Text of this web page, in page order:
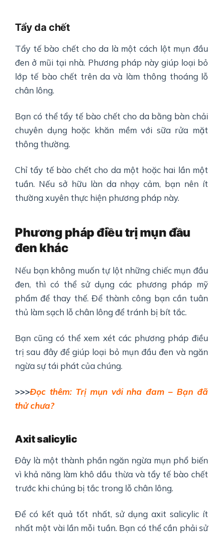
Tẩy da chết
Tẩy tế bào chết cho da là một cách lột mụn đầu
đen ở mũi tại nhà. Phương pháp này giúp loại bỏ
lớp tế bào chết trên da và làm thông thoáng lỗ
chân lông.
Bạn có thể tẩy tế bào chết cho da bằng bàn chải
chuyên dụng hoặc khăn mềm với sữa rửa mặt
thông thường.
Chỉ tẩy tế bào chết cho da một hoặc hai lần một
tuần. Nếu sở hữu làn da nhạy cảm, bạn nên ít
thường xuyên thực hiện phương pháp này.
Phương pháp điều trị mụn đầu
đen khác
Nếu bạn không muốn tự lột những chiếc mụn đầu
đen, thì có thể sử dụng các phương pháp mỹ
phẩm để thay thế. Để thành công bạn cần tuân
thủ làm sạch lỗ chân lông để tránh bị bít tắc.
Bạn cũng có thể xem xét các phương pháp điều
trị sau đây để giúp loại bỏ mụn đầu đen và ngăn
ngừa sự tái phát của chúng.
>>>Đọc thêm: Trị mụn với nha đam – Bạn đã
thử chưa?
Axit salicylic
Đây là một thành phần ngăn ngừa mụn phổ biến
vì khả năng làm khô dầu thừa và tẩy tế bào chết
trước khi chúng bị tắc trong lỗ chân lông.
Để có kết quả tốt nhất, sử dụng axit salicylic ít
nhất một vài lần mỗi tuần. Bạn có thể cần phải sử